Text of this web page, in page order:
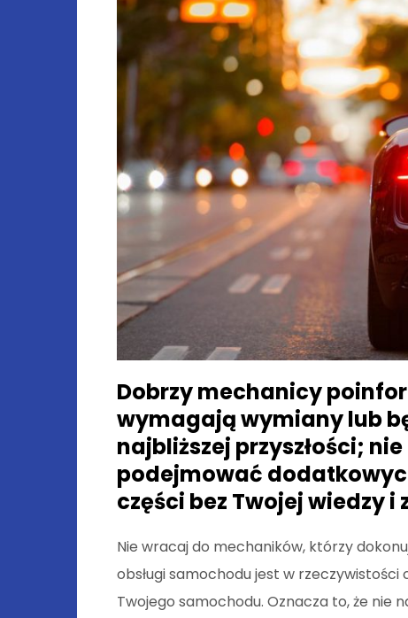
Dobrzy mechanicy
wymagają wymiany lub
najbliższej przyszłości;
podejmować
części bez Twojej wiedzy i
Nie wracaj do mechaników, którzy
obsługi samochodu jest w
Twojego samochodu. Oznacza to, że nie